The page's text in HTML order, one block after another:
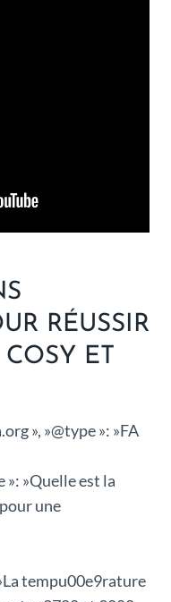
RÉUSSIR
ET
», »@type »: »FA
»: »Quelle est la
une
tempu00e9rature